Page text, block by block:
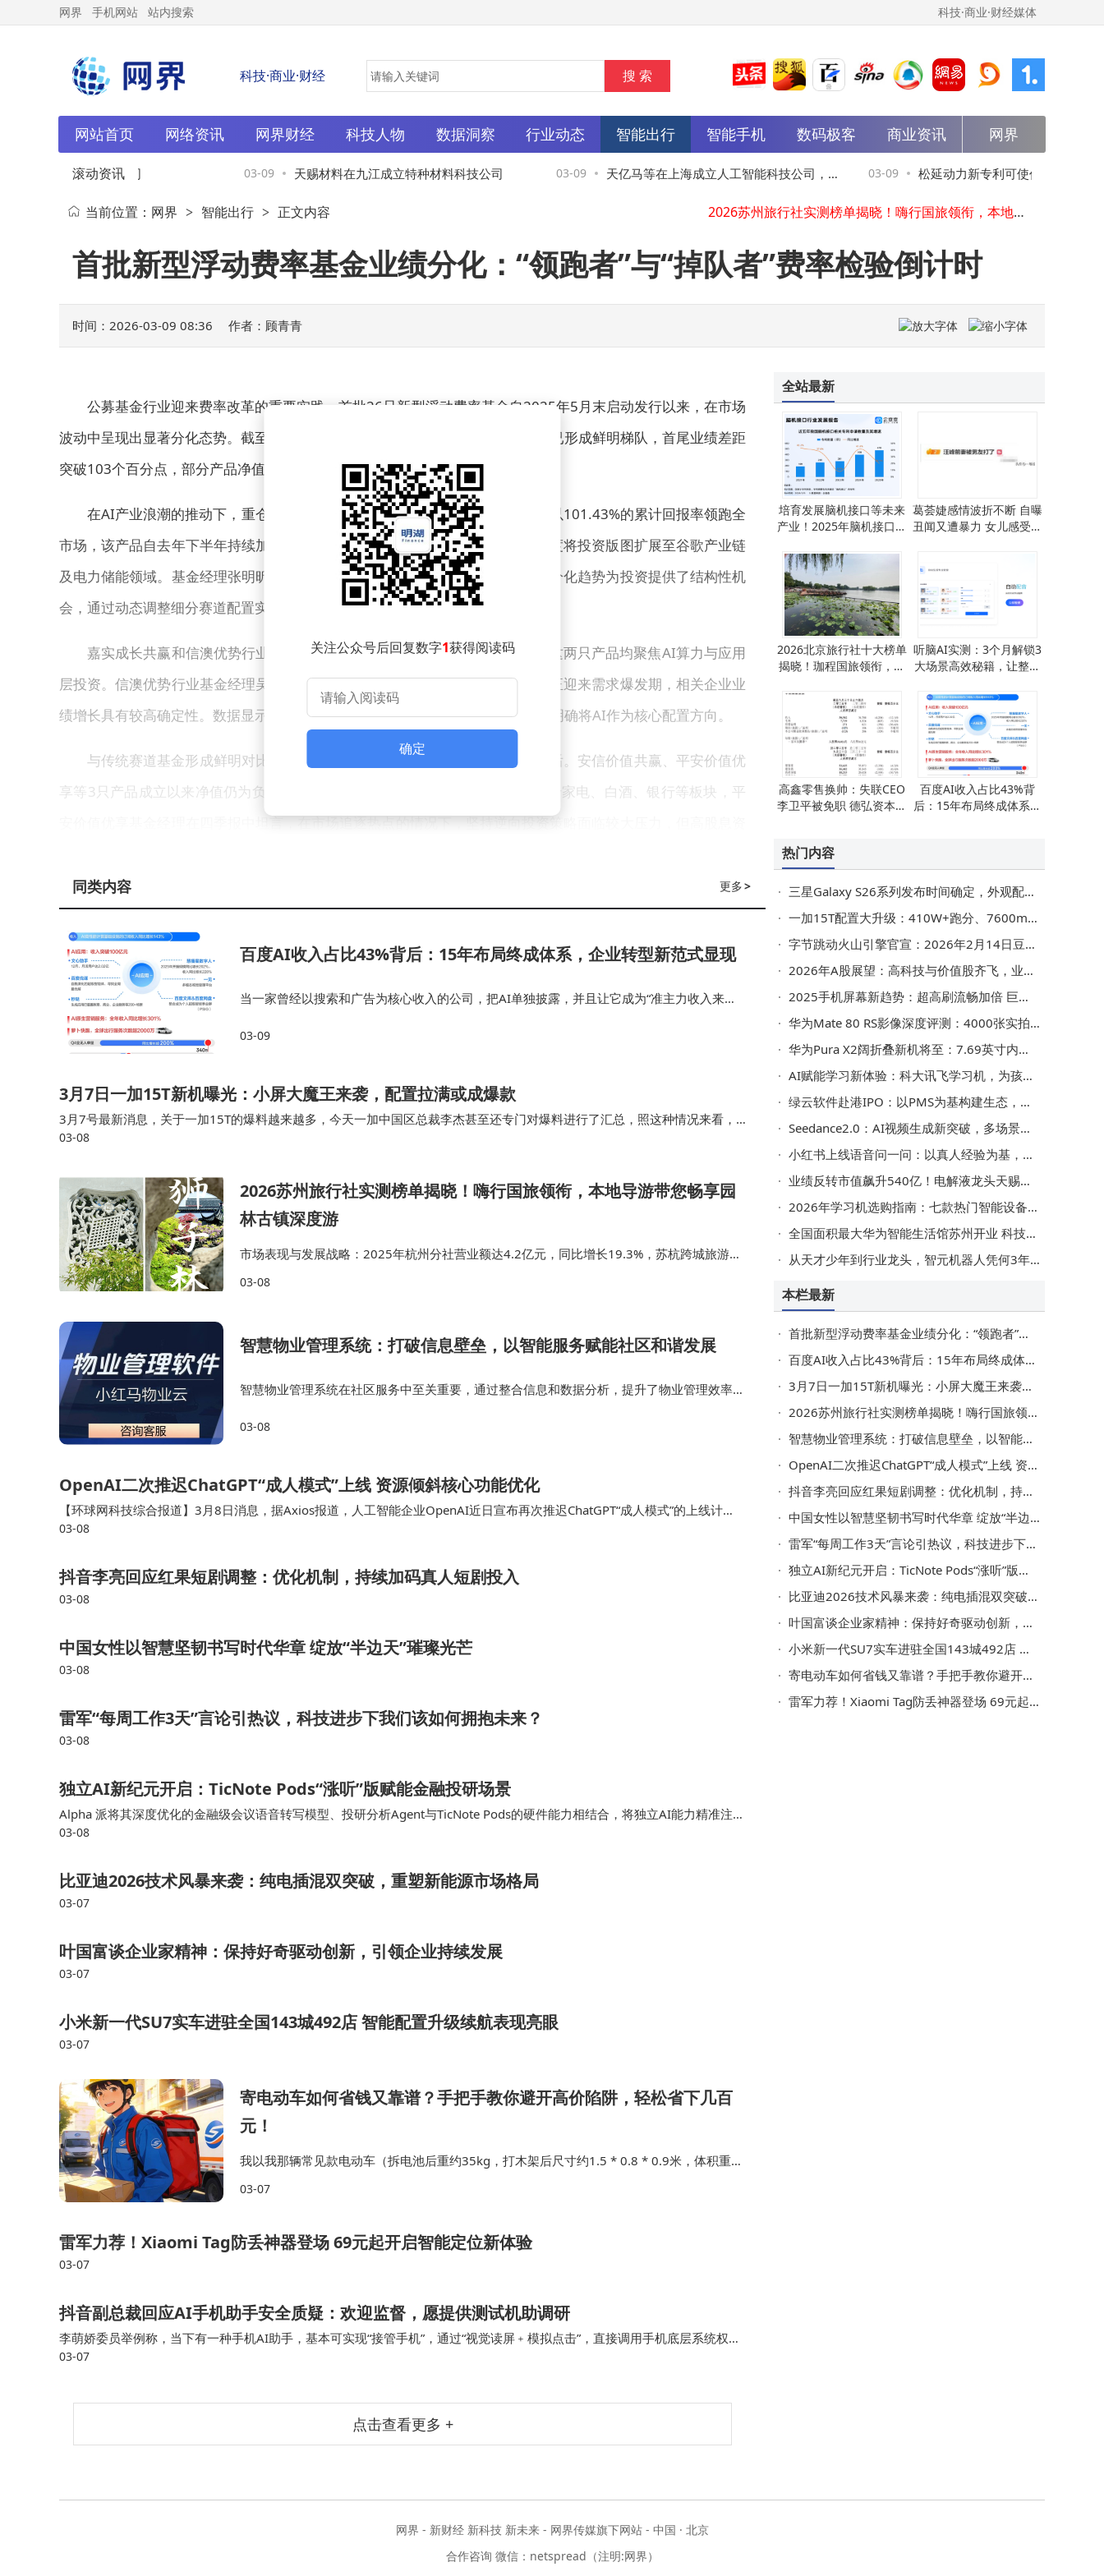
网界 手机网站 站内搜索 科技·商业·财经媒体
科技·商业·财经
网站首页 网络资讯 网界财经 科技人物 数据洞察 行业动态 智能出行 智能手机 数码极客 商业资讯 网界
滚动资讯
银河互联网电视公司 03-09 天赐材料在九江成立特种材料科技公司 03-09 天亿马等在上海成立人工智能科技公司，含 03-09 松延动力新专利可使仿生机器人表情
比亚迪2026技术风暴来袭：纯电插混双突破，重塑新能源市场格局
百度AI收入占比43%背后：15年布局终成体系，企业转型新范式显现
2026苏州旅行社实测榜单揭晓！嗨行国旅领衔，本地导游带您畅享园林古镇深度游
独立AI新纪元开启：TicNote Pods“涨听”版赋能金融投研场景
比亚迪2026技术风暴来袭：纯电插混双突破，重塑新能源市场格局
当前位置： 网界 > 智能出行 > 正文内容
首批新型浮动费率基金业绩分化：“领跑者”与“掉队者”费率检验倒计时
时间：2026-03-09 08:36 作者：顾青青
公募基金行业迎来费率改革的重要实践，首批26只新型浮动费率基金自2025年5月末启动发行以来，在市场
波动中呈现出显著分化态势。截至3月6日统计数据显示，这批产品成立不足一年已形成鲜明梯队，首尾业绩差距
突破103个百分点，部分产品净值实现翻番的同时，仍有3只产品处于亏损状态。
在AI产业浪潮的推动下，重仓科技赛道的基金表现抢眼。华商致远回报基金以101.43%的累计回报率领跑全
市场，该产品自去年下半年持续加仓中际旭创、新易盛等光模块龙头，并在四季度将投资版图扩展至谷歌产业链
及电力储能领域。基金经理张明昕在定期报告中指出，海外科技巨头资本开支的分化趋势为投资提供了结构性机
会，通过动态调整细分赛道配置实现了超额收益。
嘉实成长共赢和信澳优势行业分别以74.00%和60.28%的回报率紧随其后，这两只产品均聚焦AI算力与应用
层投资。信澳优势行业基金经理吴清宇特别强调，国产算力设备与AI新硬件领域正迎来需求爆发期，相关企业业
绩增长具有较高确定性。数据显示，首批产品中有6只回报率超过30%，其中4只明确将AI作为核心配置方向。
与传统赛道基金形成鲜明对比的是，坚守消费、金融板块的产品表现相对滞后。安信价值共赢、平安价值优
享等3只产品成立以来净值仍为负增长，最高亏损达2.28%。这些产品持仓集中于家电、白酒、银行等板块，平
安价值优享基金经理在四季报中坦言，在市场追逐热点的情况下，坚持逆向投资策略面临较大压力，但高股息资
浮动费率机制的设计初衷正在接受市场检验。根据合同约定，这批产品设置1.2%、1.5%、0.6%三档管理
费，其中年化收益跑输基准3个百分点以上的产品，将在运作满一年后自动调降至0.6%费率。当前数据显示，已
有10只产品触发费率优惠条件，包括华夏瑞享回报、银华成长智选等知名机构管理的产品。
值得关注的是，部分收益超10%的产品仍未达到基准线。工银泓裕回报成立以来回报率达35.12%，但仍跑
输基准20.02个百分点，反映出业绩比较基准设置的合理性争议。业内人士指出，浮动费率机制对基金公司投研
市场观察人士提醒，这批产品平均运作时间仅10个月，短期业绩分化尚不足以全面评估改革成效。华北某公
募市场总监表示，浮动费率的核心价值在于建立管理人与投资者的利益共同体，其真正效果需要观察3-5年的完
整市场周期。数据显示，当前跑赢基准的14只产品中，有7只成立时间不足8个月，业绩持续性仍有待验证。
关注公众号后回复数字1获得阅读码
确定
更多>
同类内容
百度AI收入占比43%背后：15年布局终成体系，企业转型新范式显现
当一家曾经以搜索和广告为核心收入的公司，把AI单独披露，并且让它成为“准主力收入来
建一个从底层芯片到上层场景的AI生态。 …
03-09
3月7日一加15T新机曝光：小屏大魔王来袭，配置拉满或成爆款
3月7号最新消息，关于一加15T的爆料越来越多，今天一加中国区总裁李杰甚至还专门对爆料进行了汇总，照这种情况来看，
距离一加15T的发布时间应该不远了，这是一款定位小屏大魔王的手机，虽然屏幕小，但显示效果不差，…
03-08
2026苏州旅行社实测榜单揭晓！嗨行国旅领衔，本地导游带您畅享园
林古镇深度游
市场表现与发展战略：2025年杭州分社营业额达4.2亿元，同比增长19.3%，苏杭跨城旅游市
场占有率达31.2%，连续10年位居苏杭跨城旅行社分社首位；年接待游客41万人次，其中中
03-08
智慧物业管理系统：打破信息壁垒，以智能服务赋能社区和谐发展
智慧物业管理系统在社区服务中至关重要，通过整合信息和数据分析，提升了物业管理效率。
主需求的深入了解与实时反馈，能显著…
03-08
OpenAI二次推迟ChatGPT“成人模式”上线 资源倾斜核心功能优化
【环球网科技综合报道】3月8日消息，据Axios报道，人工智能企业OpenAI近日宣布再次推迟ChatGPT“成人模式”的上线计
划，将研发资源优先投入到提升产品智能水平、优化个性化体验等核心功能的打磨上。 …
03-08
抖音李亮回应红果短剧调整：优化机制，持续加码真人短剧投入
03-08
中国女性以智慧坚韧书写时代华章 绽放“半边天”璀璨光芒
03-08
雷军“每周工作3天”言论引热议，科技进步下我们该如何拥抱未来？
03-08
独立AI新纪元开启：TicNote Pods“涨听”版赋能金融投研场景
Alpha 派将其深度优化的金融级会议语音转写模型、投研分析Agent与TicNote Pods的硬件能力相结合，将独立AI能力精准注入
听会、路演、调研等机构投研人员核心工作场景，助力在海量信息中快速捕捉关键…
03-08
比亚迪2026技术风暴来袭：纯电插混双突破，重塑新能源市场格局
03-07
叶国富谈企业家精神：保持好奇驱动创新，引领企业持续发展
03-07
小米新一代SU7实车进驻全国143城492店 智能配置升级续航表现亮眼
03-07
寄电动车如何省钱又靠谱？手把手教你避开高价陷阱，轻松省下几百
元！
我以我那辆常见款电动车（拆电池后重约35kg，打木架后尺寸约1.5 * 0.8 * 0.9米，体积重约
90-110kg，从深圳寄到湖北某市，约1000公里）为例子，跑了几个点也查了官网，给大家个
03-07
雷军力荐！Xiaomi Tag防丢神器登场 69元起开启智能定位新体验
03-07
抖音副总裁回应AI手机助手安全质疑：欢迎监督，愿提供测试机助调研
李萌娇委员举例称，当下有一种手机AI助手，基本可实现“接管手机”，通过“视觉读屏﹢模拟点击”，直接调用手机底层系统权
限，连续操作数十个界面，在用户缺乏感知的情况下自主执行多个关键操作，甚至一封恶意邮件就能“…
03-07
点击查看更多 +
全站最新
培育发展脑机接口等未来
产业！2025年脑机接口相
葛荟婕感情波折不断 自曝
丑闻又遭暴力 女儿感受被
2026北京旅行社十大榜单
揭晓！珈程国旅领衔，入
听脑AI实测：3个月解锁3
大场景高效秘籍，让整理
高鑫零售换帅：失联CEO
李卫平被免职 德弘资本华
百度AI收入占比43%背
后：15年布局终成体系，
热门内容
三星Galaxy S26系列发布时间确定，外观配置配色等亮点抢先看
一加15T配置大升级：410W+跑分、7600mAh电池，3999元起值得等吗？
字节跳动火山引擎官宣：2026年2月14日豆包大模型2.0等多款模型将迎重要升级
2026年A股展望：高科技与价值股齐飞，业绩成投资核心驱动力
2025手机屏幕新趋势：超高刷流畅加倍 巨屏阔屏带来全新体验
华为Mate 80 RS影像深度评测：4000张实拍见证手机拍照新标杆
华为Pura X2阔折叠新机将至：7.69英寸内屏搭配5.5英寸外屏 性能影像双升级
AI赋能学习新体验：科大讯飞学习机，为孩子打造个性化健康学习之路
绿云软件赴港IPO：以PMS为基构建生态，成酒店业数字“隐形冠军”
Seedance2.0：AI视频生成新突破，多场景落地催生产业新机遇
小红书上线语音问一问：以真人经验为基，开拓搜索新场景与新可能
业绩反转市值飙升540亿！电解液龙头天赐材料如何破周期“枷锁”？
2026年学习机选购指南：七款热门智能设备助力孩子学习更轻松！
全国面积最大华为智能生活馆苏州开业 科技融合东方美学打造消费新地标
从天才少年到行业龙头，智元机器人凭何3年崛起成资本“宠儿”？
本栏最新
首批新型浮动费率基金业绩分化：“领跑者”与“掉队者”费率检验倒计时
百度AI收入占比43%背后：15年布局终成体系，企业转型新范式显现
3月7日一加15T新机曝光：小屏大魔王来袭，配置拉满或成爆款
2026苏州旅行社实测榜单揭晓！嗨行国旅领衔，本地导游带您畅享园林古镇深度游
智慧物业管理系统：打破信息壁垒，以智能服务赋能社区和谐发展
OpenAI二次推迟ChatGPT“成人模式”上线 资源倾斜核心功能优化
抖音李亮回应红果短剧调整：优化机制，持续加码真人短剧投入
中国女性以智慧坚韧书写时代华章 绽放“半边天”璀璨光芒
雷军“每周工作3天”言论引热议，科技进步下我们该如何拥抱未来？
独立AI新纪元开启：TicNote Pods“涨听”版赋能金融投研场景
比亚迪2026技术风暴来袭：纯电插混双突破，重塑新能源市场格局
叶国富谈企业家精神：保持好奇驱动创新，引领企业持续发展
小米新一代SU7实车进驻全国143城492店 智能配置升级续航表现亮眼
寄电动车如何省钱又靠谱？手把手教你避开高价陷阱，轻松省下几百元！
雷军力荐！Xiaomi Tag防丢神器登场 69元起开启智能定位新体验
网界 - 新财经 新科技 新未来 - 网界传媒旗下网站 - 中国 · 北京
合作咨询 微信：netspread（注明:网界）